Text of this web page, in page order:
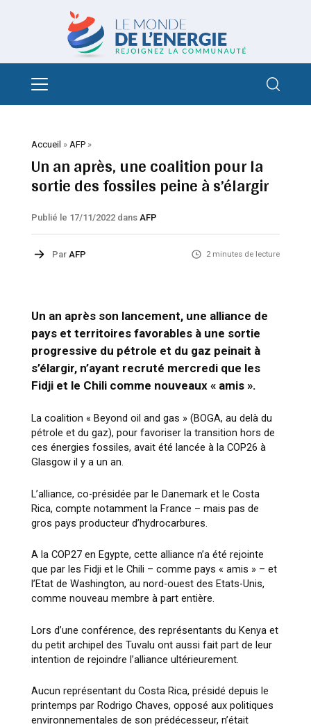
Accueil » AFP»
Un an après, une coalition pour la
sortie des fossiles peine à s’élargir
Publié le 17/11/2022 dans AFP
Par AFP 2 minutes de lecture
Un an après son lancement, une alliance de
pays et territoires favorables à une sortie
progressive du pétrole et du gaz peinait à
s’élargir, n’ayant recruté mercredi que les
Fidji et le Chili comme nouveaux « amis ».
La coalition « Beyond oil and gas » (BOGA, au delà du
pétrole et du gaz), pour favoriser la transition hors de
ces énergies fossiles, avait été lancée à la COP26 à
Glasgow il y a un an.
L’alliance, co-présidée par le Danemark et le Costa
Rica, compte notamment la France – mais pas de
gros pays producteur d’hydrocarbures.
A la COP27 en Egypte, cette alliance n’a été rejointe
que par les Fidji et le Chili – comme pays « amis » – et
l’Etat de Washington, au nord-ouest des Etats-Unis,
comme nouveau membre à part entière.
Lors d’une conférence, des représentants du Kenya et
du petit archipel des Tuvalu ont aussi fait part de leur
intention de rejoindre l’alliance ultérieurement.
Aucun représentant du Costa Rica, présidé depuis le
printemps par Rodrigo Chaves, opposé aux politiques
environnementales de son prédécesseur, n’était